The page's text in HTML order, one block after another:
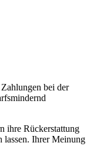
bei der
ihre Rückerstattung
lassen. Ihrer Meinung